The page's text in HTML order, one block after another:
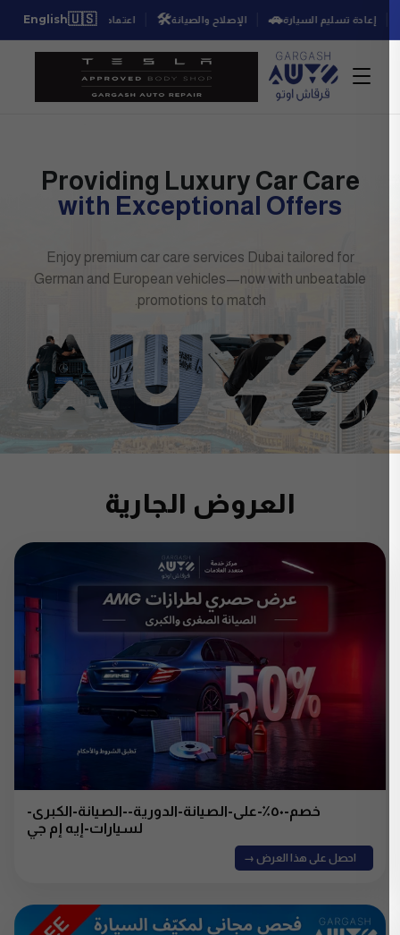
اعتماد طلب الإصلاح 🛠️الإصلاح والصيانة 🚗إعادة تسليم السيارة 🇺🇸
English
Providing Luxury Car Care
with Exceptional Offers
Enjoy premium car care services Dubai tailored for
German and European vehicles—now with unbeatable
promotions to match.
العروض الجارية
خصم-٥٠٪-على-الصيانة-الدورية--الصيانة-الكبرى-
لسيارات-إيه إم جي
احصل على هذا العرض →